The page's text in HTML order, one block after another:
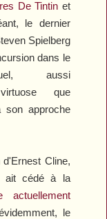
De Tintin et
, le dernier
Spielberg
dans le
aussi
que
son approche
Cline,
ait cédé à la
actuellement
le